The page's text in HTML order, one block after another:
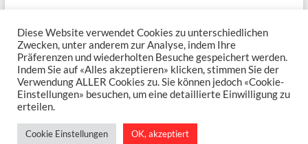
Copyright © 2026Lutz Strenger . Alle Rechte vorbehalten. ThemeSpaciousvon
ThemeGrill. Präsentiert von:WordPress .
Aktuelles und Termine
Erinnerungen an Musiklegenden
Da Capo, Udo!
Elton Joel – zwei Legenden in einem Konzert
Musette-Akkordeon
French
Musikbeispiele
Streaming und CDs Referenzen & Links
Kontakt Datenschutzerklärung
Diese Website verwendet Cookies zu unterschiedlichen
Zwecken, unter anderem zur Analyse, indem Ihre
Präferenzen und wiederholten Besuche gespeichert werden.
Indem Sie auf «Alles akzeptieren» klicken, stimmen Sie der
Verwendung ALLER Cookies zu. Sie können jedoch «Cookie-
Einstellungen» besuchen, um eine detaillierte Einwilligung zu
erteilen.
Cookie Einstellungen OK, akzeptiert